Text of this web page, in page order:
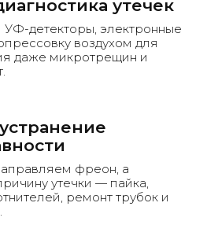
утечек
УФ-детекторы, электронные
воздухом для
даже микротрещин и
фреон, а
утечки — пайка,
ремонт трубок и